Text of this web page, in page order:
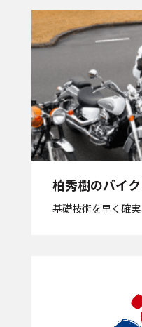
柏秀樹のバイ
基礎技術を早く確